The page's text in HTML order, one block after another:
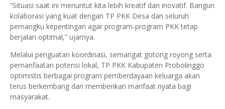
“Situasi saat ini menuntut kita lebih kreatif dan inovatif. Bangun
kolaborasi yang kuat dengan TP PKK Desa dan seluruh
pemangku kepentingan agar program-program PKK tetap
berjalan optimal,” ujarnya.
Melalui penguatan koordinasi, semangat gotong royong serta
pemanfaatan potensi lokal, TP PKK Kabupaten Probolinggo
optimistis berbagai program pemberdayaan keluarga akan
terus berkembang dan memberikan manfaat nyata bagi
masyarakat.